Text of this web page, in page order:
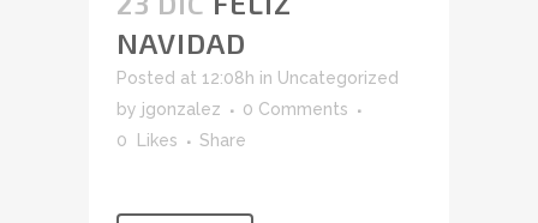
NAVIDAD
Posted at 12:08h in Uncategorized
by jgonzalez
0 Comments
0
Likes Share